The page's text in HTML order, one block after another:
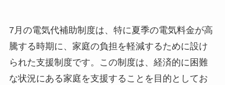
7月の電気代補助制度は、特に夏季の電気料金が高
騰する時期に、家庭の負担を軽減するために設け
られた支援制度です。この制度は、経済的に困難
な状況にある家庭を支援することを目的としてお